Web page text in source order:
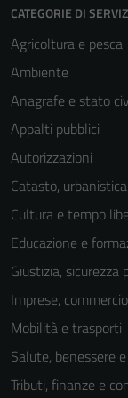
CATEGORIE DI
Agricoltura e pesca
Ambiente
Anagrafe e stato
Appalti pubblici
Autorizzazioni
Catasto,
Cultura e tempo
Educazione e
Giustizia, sicurezza
Imprese,
Mobilità e trasporti
Salute, benessere
Tributi, finanze e